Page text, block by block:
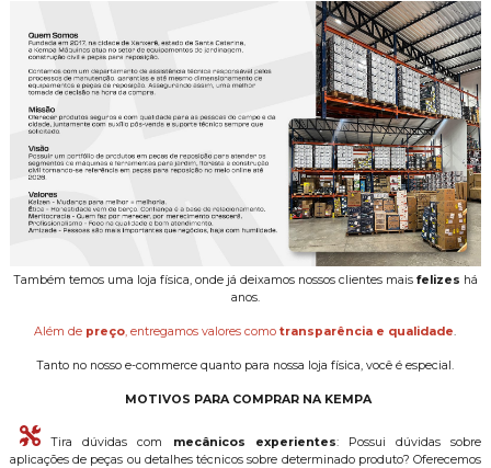
Também temos uma loja física, onde já deixamos nossos clientes mais felizes há
anos.
Além de preço, entregamos valores comotransparência e qualidade.
Tanto no nosso e-commerce quanto para nossa loja física, você é especial.
MOTIVOS PARA COMPRAR NA KEMPA
Tira dúvidas com mecânicos experientes: Possui dúvidas sobre
aplicações de peças ou detalhes técnicos sobre determinado produto? Oferecemos